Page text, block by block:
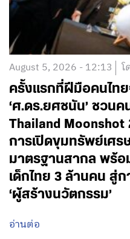
August 5, 2026 - 12:13 โ
ครั้งแรกที่ฝีมือคนไทย
‘ศ.ดร.ยศชนัน’ ชวน
Thailand
การเปิดขุมทรัพย์เศ
มาตรฐานสากล พร้
เด็กไทย 3 ล้านคน สู่ก
‘ผู้สร้างนวัตกรรม’
อ่านต่อ